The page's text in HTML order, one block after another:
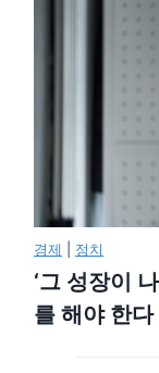
경제 정치
‘그 성장이
를 해야 한다